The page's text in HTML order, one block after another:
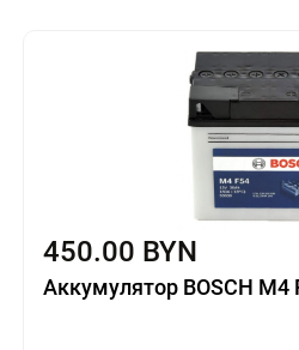
450.00 BYN
Аккумулятор BOSCH M4